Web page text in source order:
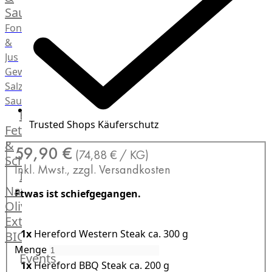
Saucen
Fonds
&
Jus
Gewürze
Salz
Saucen
Butter,
Fett
&
Schmalz
ItalianBar
Natives
Olivenöl
Extra
BIO
Veggie
Hardware
Events
Trusted Shops Käuferschutz
59,90 € (74,88 € / KG)
Inkl. Mwst., zzgl. Versandkosten
Etwas ist schiefgegangen.
1x Hereford Western Steakca. 300 g
Menge
1xHereford BBQ Steakca. 200 g